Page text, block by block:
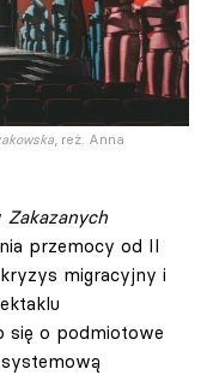
, reż. Anna
Zakazanych
przemocy od II
migracyjny i
się o podmiotowe